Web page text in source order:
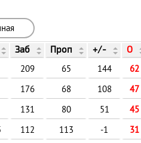
Заб Проп +/- О
209 65 144
62
176 68 108
47
131 80 51
45
112 113 -1
31